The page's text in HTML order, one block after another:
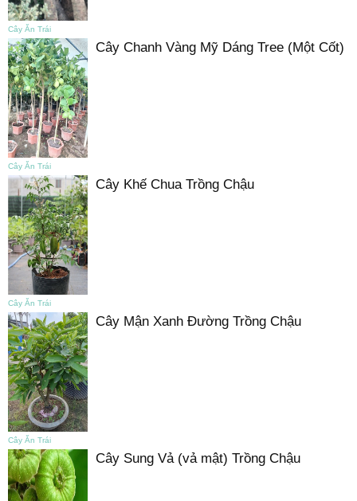
Cây Ăn Trái
Cây Ăn Trái
Cây Chanh Vàng Mỹ Dáng Tree (Một Cốt)
Cây Ăn Trái
Cây Khế Chua Trồng Chậu
Cây Ăn Trái
Cây Mận Xanh Đường Trồng Chậu
Cây Sung Vả (vả mật) Trồng Chậu